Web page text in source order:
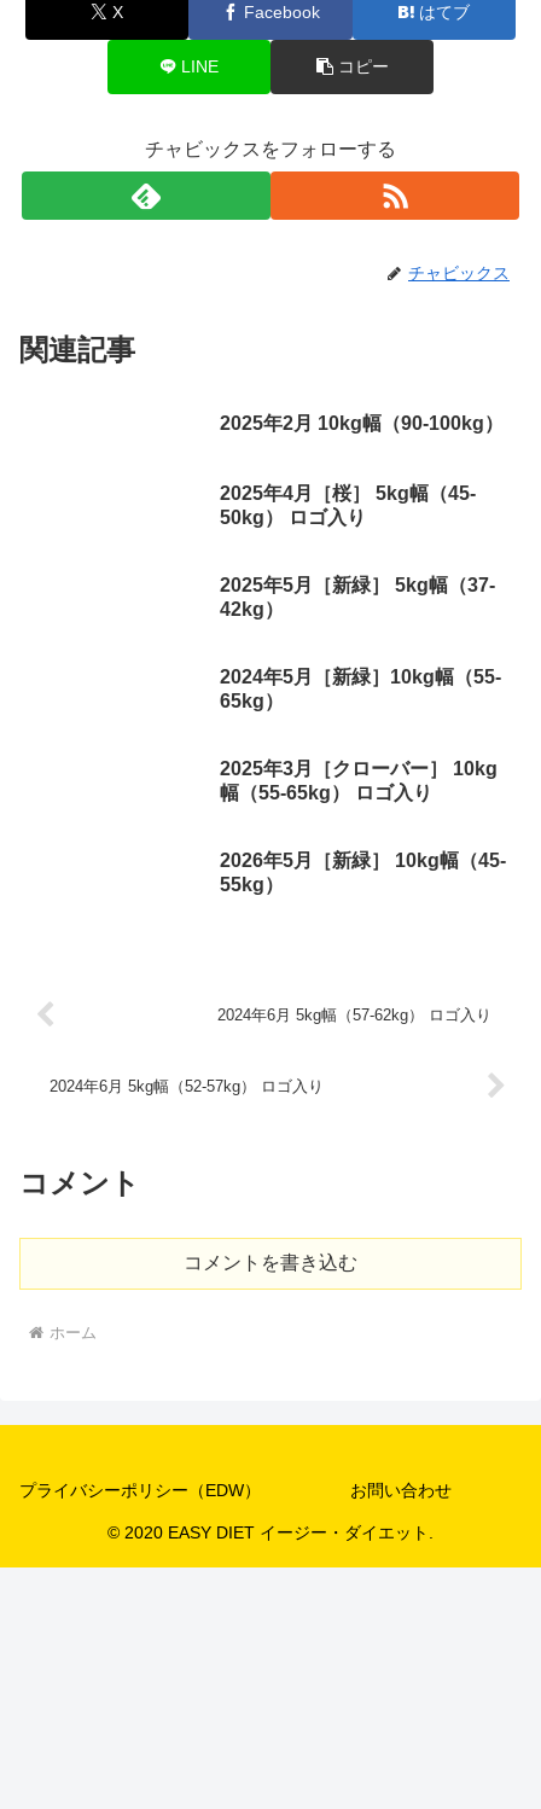
X Facebook はてブ
LINE コピー
チャビックスをフォローする
チャビックス
関連記事
2025年2月 10kg幅（90-100kg）
2025年4月［桜］ 5kg幅（45-
50kg） ロゴ入り
2025年5月［新緑］ 5kg幅（37-
42kg）
2024年5月［新緑］10kg幅（55-
65kg）
2025年3月［クローバー］ 10kg
幅（55-65kg） ロゴ入り
2026年5月［新緑］ 10kg幅（45-
55kg）
2024年6月 5kg幅（57-62kg） ロゴ入り
2024年6月 5kg幅（52-57kg） ロゴ入り
コメント
コメントを書き込む
ホーム
プライバシーポリシー（EDW） お問い合わせ
© 2020 EASY DIET イージー・ダイエット.